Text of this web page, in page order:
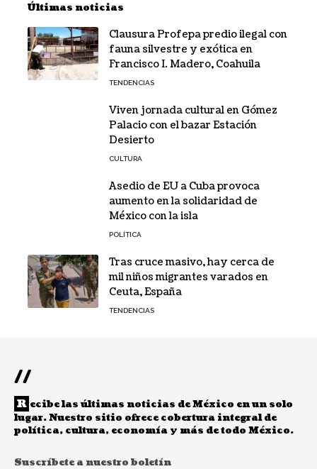
Últimas noticias
Clausura Profepa predio ilegal con
fauna silvestre y exótica en
Francisco I. Madero, Coahuila
TENDENCIAS
Viven jornada cultural en Gómez
Palacio con el bazar Estación
Desierto
CULTURA
Asedio de EU a Cuba provoca
aumento en la solidaridad de
México con la isla
POLÍTICA
Tras cruce masivo, hay cerca de
mil niños migrantes varados en
Ceuta, España
TENDENCIAS
//
R ecibe las últimas noticias de México en un solo
lugar. Nuestro sitio ofrece cobertura integral de
política, cultura, economía y más de todo México.
Suscríbete a nuestro boletín